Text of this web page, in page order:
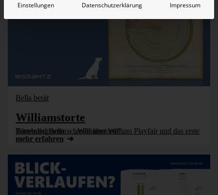
Bella berät
Williamstorte
Bürohund Bella schreibt über William Playfair und das erste Tortendiagramm – „Williamstorte“.
mehr erfahren
Einstellungen Datenschutzerklärung Impressum